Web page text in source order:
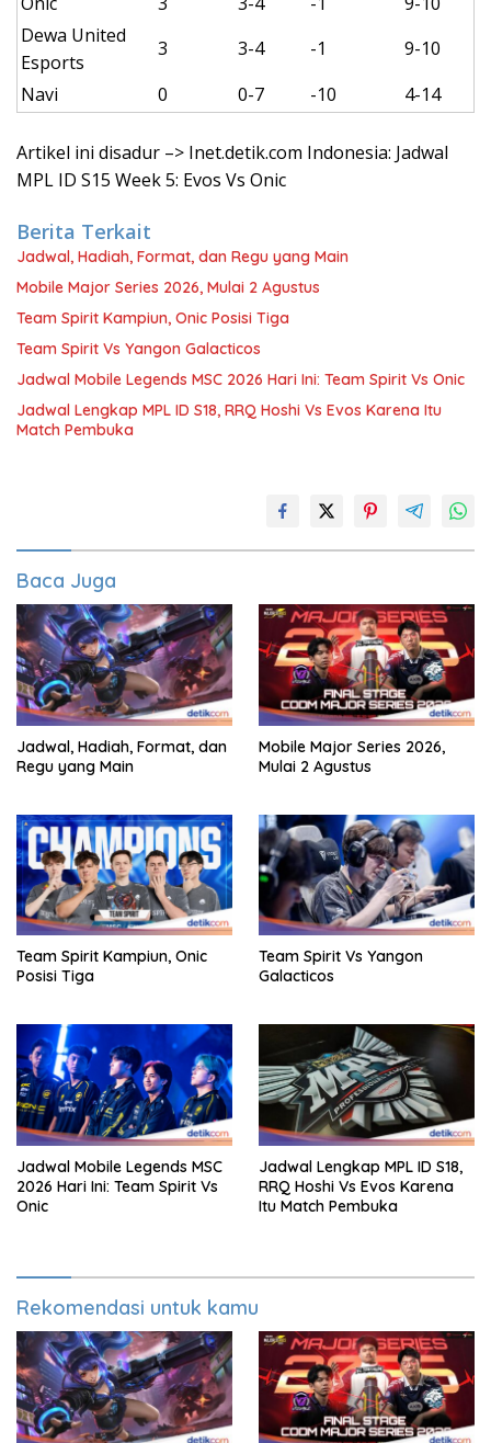
Dewa United
Esports
3 3-4 -1
9-10
Navi
0 0-7 -10 4-14
Artikel ini disadur –> Inet.detik.com Indonesia: Jadwal
MPL ID S15 Week 5: Evos Vs Onic
Berita Terkait
Jadwal, Hadiah, Format, dan Regu yang Main
Mobile Major Series 2026, Mulai 2 Agustus
Team Spirit Kampiun, Onic Posisi Tiga
Team Spirit Vs Yangon Galacticos
Jadwal Mobile Legends MSC 2026 Hari Ini: Team Spirit Vs Onic
Jadwal Lengkap MPL ID S18, RRQ Hoshi Vs Evos Karena Itu
Match Pembuka
Baca Juga
Jadwal, Hadiah, Format, dan
Regu yang Main
Mobile Major Series 2026,
Mulai 2 Agustus
Team Spirit Kampiun, Onic
Posisi Tiga
Team Spirit Vs Yangon
Galacticos
Jadwal Mobile Legends MSC
2026 Hari Ini: Team Spirit Vs
Onic
Jadwal Lengkap MPL ID S18,
RRQ Hoshi Vs Evos Karena
Itu Match Pembuka
Rekomendasi untuk kamu